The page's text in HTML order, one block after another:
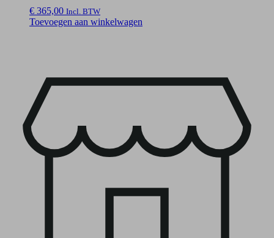
€ 365,00 Incl. BTW
Toevoegen aan winkelwagen